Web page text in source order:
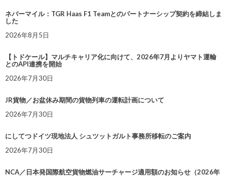
ネバーマイル：TGR Haas F1 Teamとのパートナーシップ契約を締結しま
した
2026年8月5日
【トドケール】マルチキャリア化に向けて、2026年7月よりヤマト運輸
とのAPI連携を開始
2026年7月30日
JR貨物／お盆休み期間の貨物列車の運転計画について
2026年7月30日
にしてつドイツ現地法人 シュツットガルト事務所移転のご案内
2026年7月30日
NCA／日本発国際航空貨物燃油サーチャージ適用額のお知らせ（2026年